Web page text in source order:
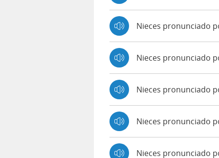
Nieces pronunciado
Nieces pronunciado
Nieces pronunciado
Nieces pronunciado
Nieces pronunciado